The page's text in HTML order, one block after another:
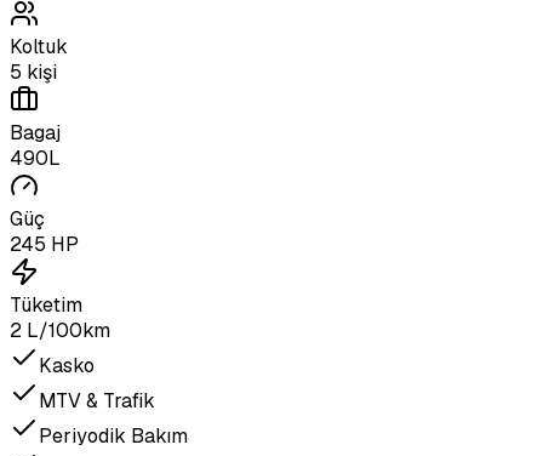
Koltuk
5 kişi
Bagaj
490L
Güç
245 HP
Tüketim
2 L/100km
Kasko
MTV & Trafik
Periyodik Bakım